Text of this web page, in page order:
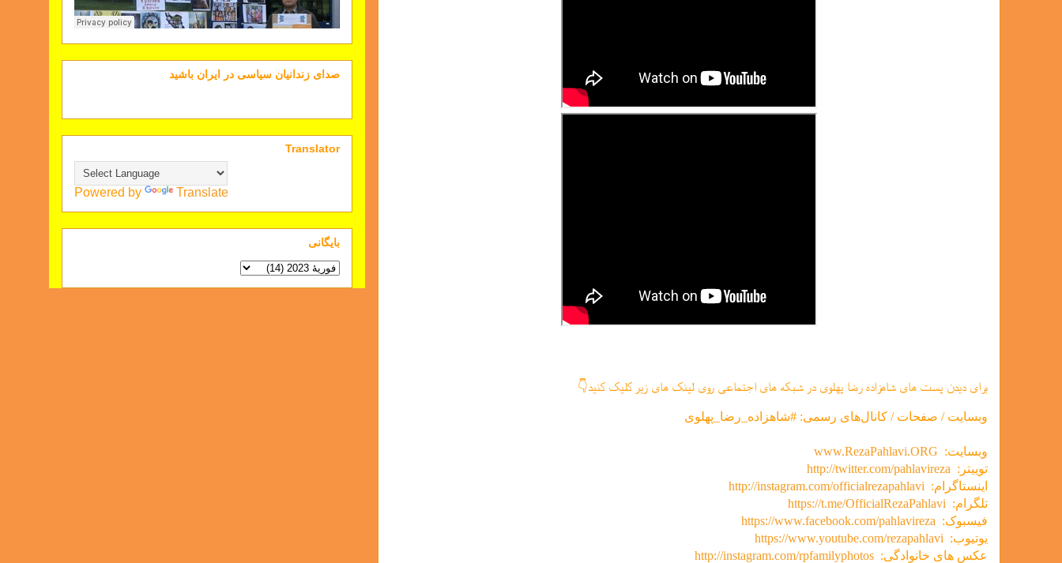
برای دیدن پست های شاهزاده رضا پهلوی در شبکه های اجتماعی روی لینک های زیر کلیک کنید👇
وبسایت / صفحات / کانال‌های رسمی: #شاهزاده_رضا_پهلوی
وبسایت: www.RezaPahlavi.ORG
توییتر: http://twitter.com/pahlavireza
اینستاگرام: http://instagram.com/officialrezapahlavi
تلگرام: https://t.me/OfficialRezaPahlavi
فیسبوک: https://www.facebook.com/pahlavireza
یوتیوب: https://www.youtube.com/rezapahlavi
عکس های خانوادگی: http://instagram.com/rpfamilyphotos
صدای زندانیان سیاسی در ایران باشید
Translator
Powered by Translate
بايگانی